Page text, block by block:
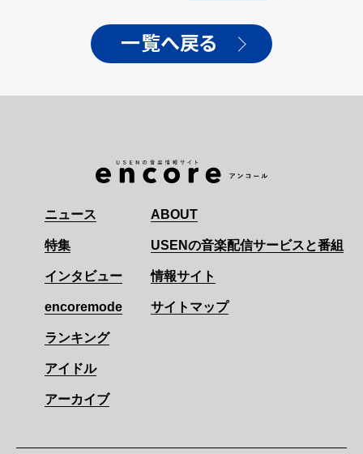
一覧へ戻る
ニュース
特集
インタビュー
encoremode
ランキング
アイドル
アーカイブ
ABOUT
USENの音楽配信サービスと番組
情報サイト
サイトマップ